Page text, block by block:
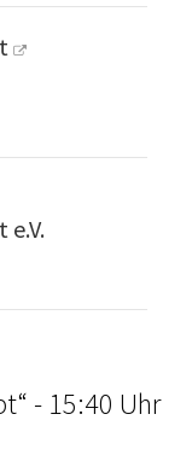
- 15:40 Uhr